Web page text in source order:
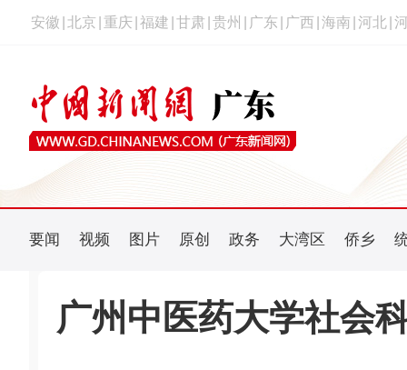
安徽 北京 重庆 福建 甘肃 贵州 广东 广西 海南 河北
要闻 视频 图片 原创 政务 大湾区 侨乡
广州中医药大学社会